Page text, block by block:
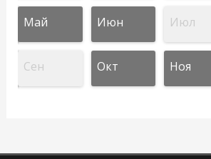
Май Июн Июл
Сен Окт Ноя